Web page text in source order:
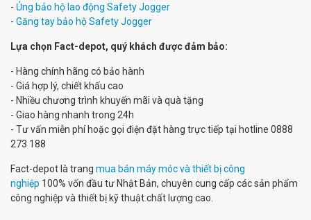
- Ủng bảo hộ lao động Safety Jogger
- Găng tay bảo hộ Safety Jogger
Lựa chọn Fact-depot, quý khách được đảm bảo:
- Hàng chính hãng có bảo hành
- Giá hợp lý, chiết khấu cao
- Nhiều chương trình khuyến mãi và quà tặng
- Giao hàng nhanh trong 24h
- Tư vấn miễn phí hoặc gọi điện đặt hàng trực tiếp tại hotline 0888
273 188
Fact-depot là trang mua bán máy móc và thiết bị công
nghiệp 100% vốn đầu tư Nhật Bản, chuyên cung cấp các sản phẩm
công nghiệp và thiết bị kỹ thuật chất lượng cao.